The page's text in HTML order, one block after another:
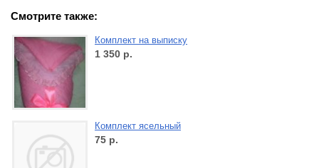
Смотрите также:
Комплект на выписку
1 350 р.
Комплект ясельный
75 р.